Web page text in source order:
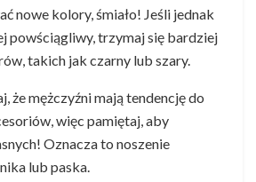
nowe kolory, śmiało! Jeśli jednak
powściągliwy, trzymaj się bardziej
takich jak czarny lub szary.
że mężczyźni mają tendencję do
więc pamiętaj, aby
Oznacza to noszenie
lub paska.